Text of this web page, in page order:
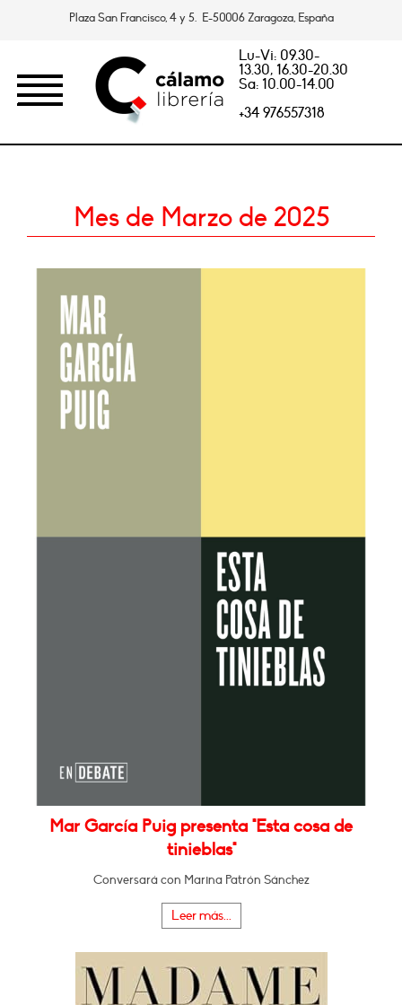
Plaza San Francisco, 4 y 5. E-50006 Zaragoza, España
Lu-Vi: 09.30-
13.30, 16.30-20.30
Sa: 10.00-14.00
+34 976557318
Mes de Marzo de 2025
Mar García Puig presenta "Esta cosa de
tinieblas"
Conversará con Marina Patrón Sánchez
Leer más...